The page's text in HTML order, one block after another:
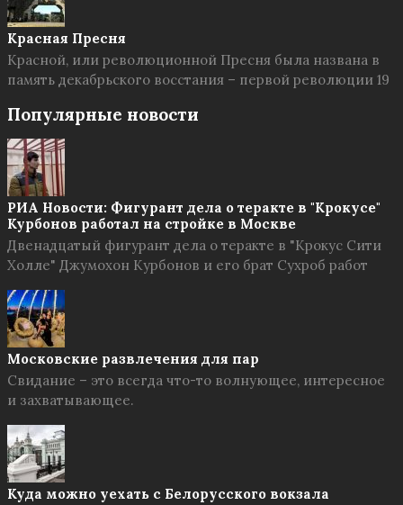
Красная Пресня
Красной, или революционной Пресня была названа в
память декабрьского восстания – первой революции 19
Популярные новости
РИА Новости: Фигурант дела о теракте в "Крокусе"
Курбонов работал на стройке в Москве
Двенадцатый фигурант дела о теракте в "Крокус Сити
Холле" Джумохон Курбонов и его брат Сухроб работ
Московские развлечения для пар
Свидание – это всегда что-то волнующее, интересное
и захватывающее.
Куда можно уехать с Белорусского вокзала